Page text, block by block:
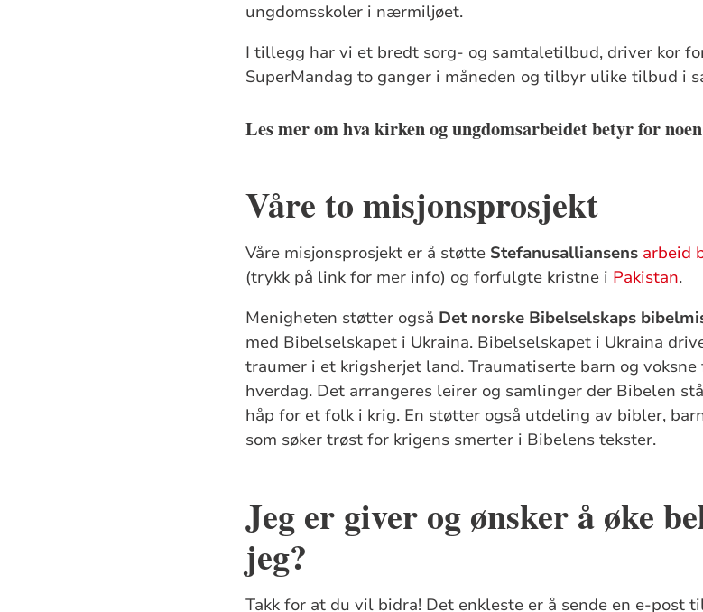
ungdomsskoler i nærmiljøet.
I tillegg har vi et bredt sorg- og samtaletilbud, driver kor
SuperMandag to ganger i måneden og tilbyr ulike tilbud i
Les mer om hva kirken og ungdomsarbeidet betyr for
Våre to misjonsprosjekt
Våre misjonsprosjekt er å støtte Stefanusalliansens arbeid
(trykk på link for mer info) og forfulgte kristne i Pakistan.
Menigheten støtter også Det norske Bibelselskaps
med Bibelselskapet i Ukraina. Bibelselskapet i Ukraina
traumer i et krigsherjet land. Traumatiserte barn og
hverdag. Det arrangeres leirer og samlinger der Bibelen
håp for et folk i krig. En støtter også utdeling av bibler,
som søker trøst for krigens smerter i Bibelens tekster.
Jeg er giver og ønsker å øke
jeg?
Takk for at du vil bidra! Det enkleste er å sende en e-post